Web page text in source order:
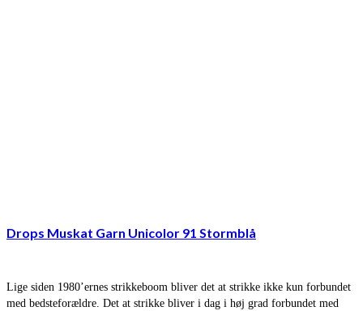
Drops Muskat Garn Unicolor 91 Stormblå
Lige siden 1980’ernes strikkeboom bliver det at strikke ikke kun forbundet
med bedsteforældre. Det at strikke bliver i dag i høj grad forbundet med